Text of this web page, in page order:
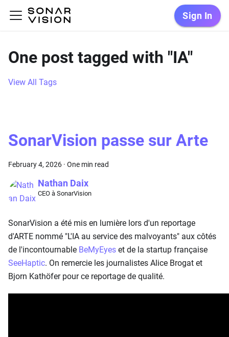
Sign In
One post tagged with "IA"
View All Tags
SonarVision passe sur Arte
February 4, 2026 · One min read
Nathan Daix
CEO à SonarVision
SonarVision a été mis en lumière lors d'un reportage
d'ARTE nommé "L'IA au service des malvoyants" aux côtés
de l'incontournable BeMyEyes et de la startup française
SeeHaptic. On remercie les journalistes Alice Brogat et
Bjorn Kathöfer pour ce reportage de qualité.